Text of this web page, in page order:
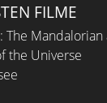
FILME
The
the Universe